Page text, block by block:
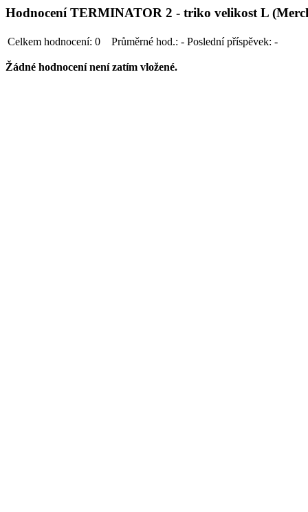
Hodnocení TERMINATOR 2 - triko velikost L
Celkem hodnocení: 0 Průměrné hod.: - Poslední příspěvek: -
Žádné hodnocení není zatím vložené.